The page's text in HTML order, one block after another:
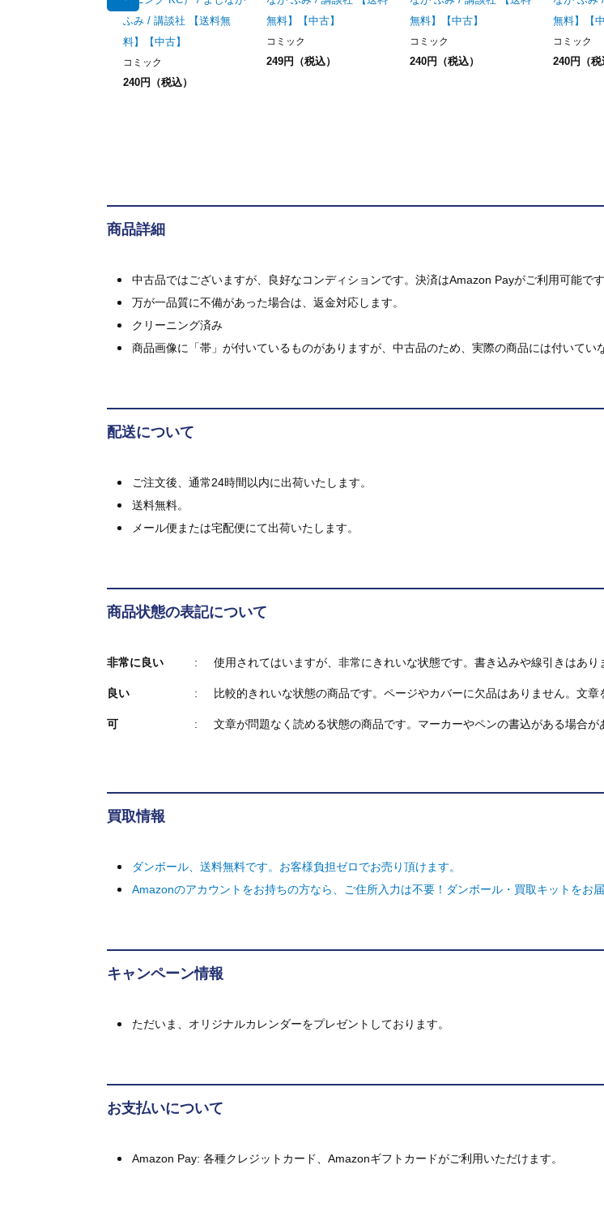
ふみ / 講談社 【送料無
料】【中古】
コミック
240円（税込）
無料】【中古】
コミック
249円（税込）
無料】【中古】
コミック
240円（税込）
無料】【中
コミック
240円（税
商品詳細
中古品ではございますが、良好なコンディションです。決済はAmazon Payがご利用可能です
万が一品質に不備があった場合は、返金対応します。
クリーニング済み
商品画像に「帯」が付いているものがありますが、中古品のため、実際の商品には付いてい
配送について
ご注文後、通常24時間以内に出荷いたします。
送料無料。
メール便または宅配便にて出荷いたします。
商品状態の表記について
非常に良い 使用されてはいますが、非常にきれいな状態です。書き込みや線引きはあり
良い 比較的きれいな状態の商品です。ページやカバーに欠品はありません。文章
可 文章が問題なく読める状態の商品です。マーカーやペンの書込がある場合が
買取情報
ダンボール、送料無料です。お客様負担ゼロでお売り頂けます。
Amazonのアカウントをお持ちの方なら、ご住所入力は不要！ダンボール・買取キットをお届
キャンペーン情報
ただいま、オリジナルカレンダーをプレゼントしております。
お支払いについて
Amazon Pay: 各種クレジットカード、Amazonギフトカードがご利用いただけます。